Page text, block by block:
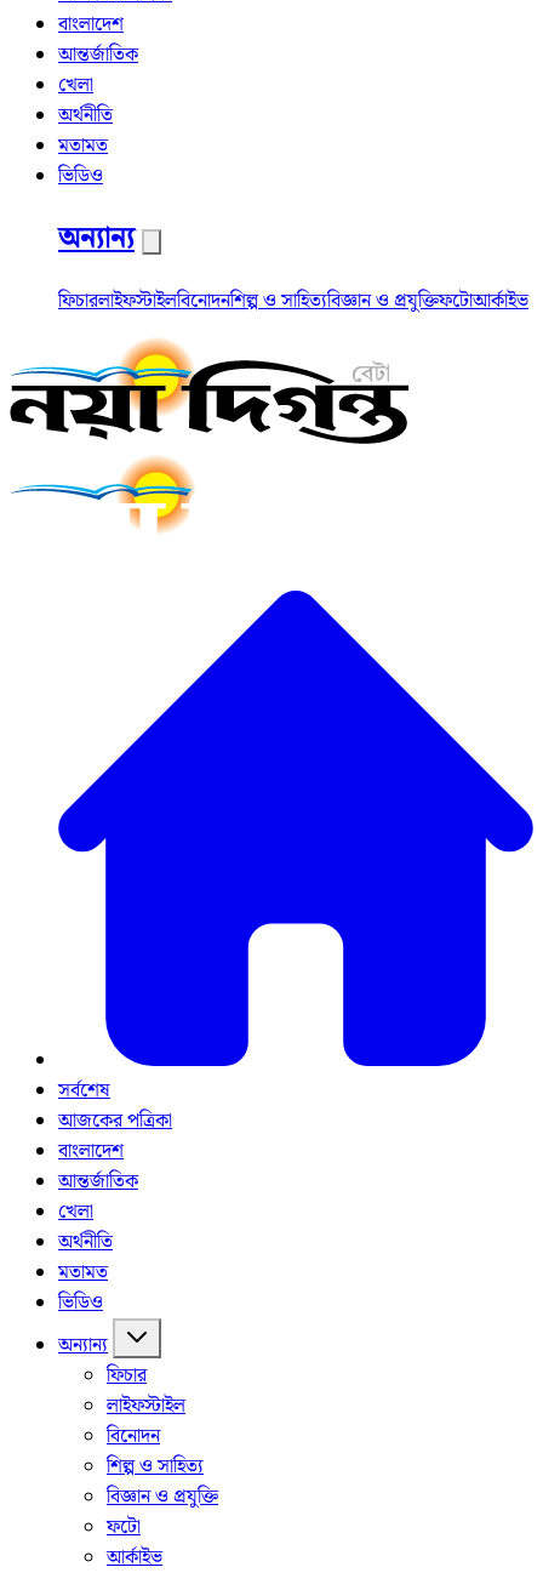
বাংলাদেশ
আন্তর্জাতিক
খেলা
অর্থনীতি
মতামত
ভিডিও
অন্যান্য
ফিচারলাইফস্টাইলবিনোদনশিল্প ও সাহিত্যবিজ্ঞান ও প্রযুক্তিফটোআর্কাইভ
সর্বশেষ
আজকের পত্রিকা
বাংলাদেশ
আন্তর্জাতিক
খেলা
অর্থনীতি
মতামত
ভিডিও
অন্যান্য
ফিচার
লাইফস্টাইল
বিনোদন
শিল্প ও সাহিত্য
বিজ্ঞান ও প্রযুক্তি
ফটো
আর্কাইভ